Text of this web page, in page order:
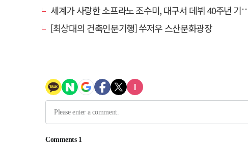
세계가 사랑한 소프라노 조수미, 대구서 데뷔 40주년 기념 무대
[최상대의 건축인문기행] 쑤저우 스산문화광장